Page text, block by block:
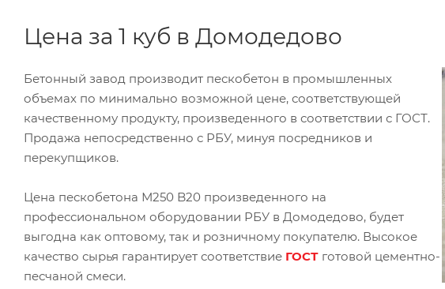
Цена за 1 куб в Домодедово
Бетонный завод производит пескобетон в промышленных
объемах по минимально возможной цене, соответствующей
качественному продукту, произведенного в соответствии с ГОСТ.
Продажа непосредственно с РБУ, минуя посредников и
перекупщиков.
Цена пескобетона М250 B20 произведенного на
профессиональном оборудовании РБУ в Домодедово, будет
выгодна как оптовому, так и розничному покупателю. Высокое
качество сырья гарантирует соответствие ГОСТ готовой цементно-
песчаной смеси.